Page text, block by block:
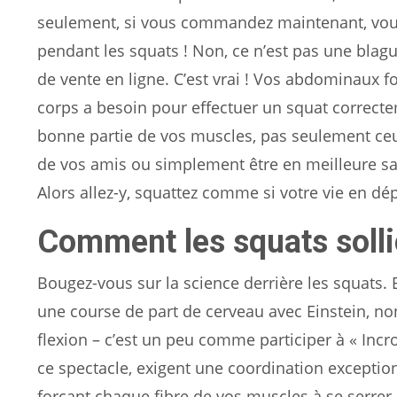
seulement, si vous commandez maintenant,
pendant les squats ! Non, ce n’est pas une
de vente en ligne. C’est vrai ! Vos
corps a besoin pour effectuer un squat
bonne partie de vos muscles, pas seulement
de vos amis ou simplement être en meilleure
Alors allez-y, squattez comme si votre vie en
Comment les squats
Bougez-vous sur la science derrière les
une course de part de cerveau avec Einstein,
flexion – c’est un peu comme participer à «
ce spectacle, exigent une coordination